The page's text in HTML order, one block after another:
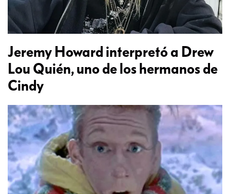
Jeremy Howard interpretó a Drew
Lou Quién, uno de los hermanos de
Cindy